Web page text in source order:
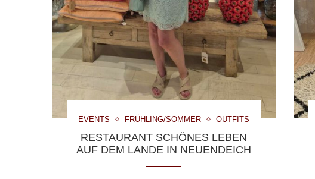
EVENTS FRÜHLING/SOMMER OUTFITS
RESTAURANT SCHÖNES LEBEN
AUF DEM LANDE IN NEUENDEICH